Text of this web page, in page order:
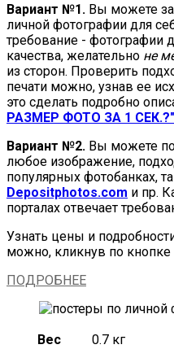
Вариант №1. Вы можете
личной фотографии для
требование -
качества, желательно не
из сторон. Проверить
печати можно, узнав ее
это сделать подробно
РАЗМЕР ФОТО ЗА 1 СЕК.?"
Вариант №2. Вы можете
любое изображение,
популярных фотобанках,
Depositphotos.com и пр.
порталах отвечает
Узнать цены и
можно, кликнув по кнопке
ПОДРОБНЕЕ
Вес
0.7 кг